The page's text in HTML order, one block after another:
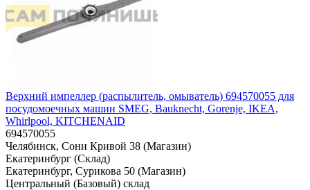
Верхний импеллер (распылитель, омыватель) 694570055 для
посудомоечных машин SMEG, Bauknecht, Gorenje, IKEA,
Whirlpool, KITCHENAID
694570055
Челябинск, Сони Кривой 38 (Магазин)
Екатеринбург (Склад)
Екатеринбург, Сурикова 50 (Магазин)
Центральный (Базовый) склад